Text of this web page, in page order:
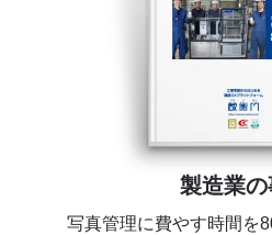
製造業の
写真管理に費やす時間を